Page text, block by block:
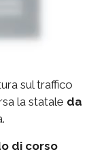
sul traffico
la statale da
di corso